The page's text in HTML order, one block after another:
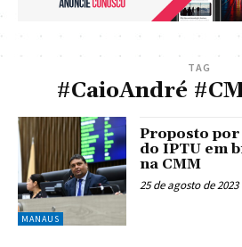
TAG
#CaioAndré
MANAUS
Proposto
do IPTU em
na CMM
25 de agosto de 2023